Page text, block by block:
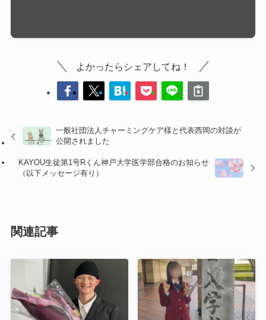
よかったらシェアしてね！
一般社団法人チャーミングケア様と代表西岡の対談が
公開されました
KAYOU生徒第1号Rくん神戸大学医学部合格のお知らせ
（以下メッセージ有り）
関連記事